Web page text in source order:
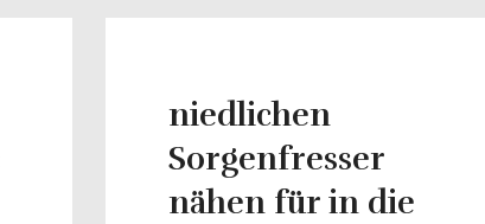
niedlichen
Sorgenfresser
nähen für in die